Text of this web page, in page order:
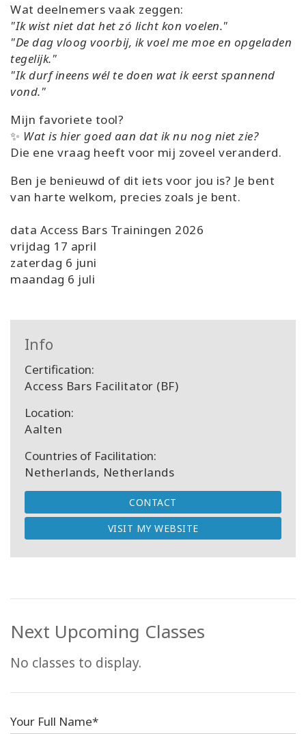
Wat deelnemers vaak zeggen:
"Ik wist niet dat het zó licht kon voelen."
"De dag vloog voorbij, ik voel me moe en opgeladen
tegelijk."
"Ik durf ineens wél te doen wat ik eerst spannend
vond."
Mijn favoriete tool?
✨ Wat is hier goed aan dat ik nu nog niet zie?
Die ene vraag heeft voor mij zoveel veranderd.
Ben je benieuwd of dit iets voor jou is? Je bent
van harte welkom, precies zoals je bent.
data Access Bars Trainingen 2026
vrijdag 17 april
zaterdag 6 juni
maandag 6 juli
Info
Certification:
Access Bars Facilitator (BF)
Location:
Aalten
Countries of Facilitation:
Netherlands, Netherlands
CONTACT
VISIT MY WEBSITE
Next Upcoming Classes
No classes to display.
Your Full Name*